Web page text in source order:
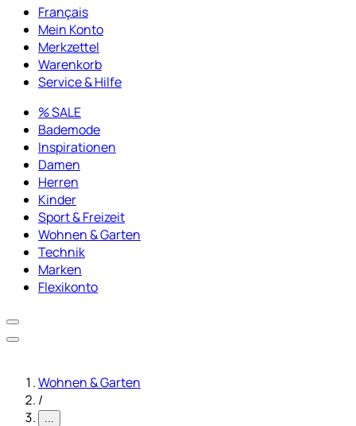
Français
Mein Konto
Merkzettel
Warenkorb
Service & Hilfe
% SALE
Bademode
Inspirationen
Damen
Herren
Kinder
Sport & Freizeit
Wohnen & Garten
Technik
Marken
Flexikonto
Wohnen & Garten
/
...